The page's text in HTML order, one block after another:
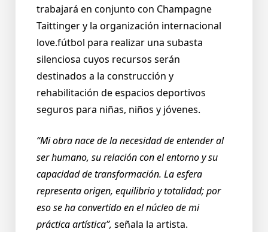
trabajará en conjunto con Champagne
Taittinger y la organización internacional
love.fútbol para realizar una subasta
silenciosa cuyos recursos serán
destinados a la construcción y
rehabilitación de espacios deportivos
seguros para niñas, niños y jóvenes.
“Mi obra nace de la necesidad de entender al
ser humano, su relación con el entorno y su
capacidad de transformación. La esfera
representa origen, equilibrio y totalidad; por
eso se ha convertido en el núcleo de mi
práctica artística”, señala la artista.